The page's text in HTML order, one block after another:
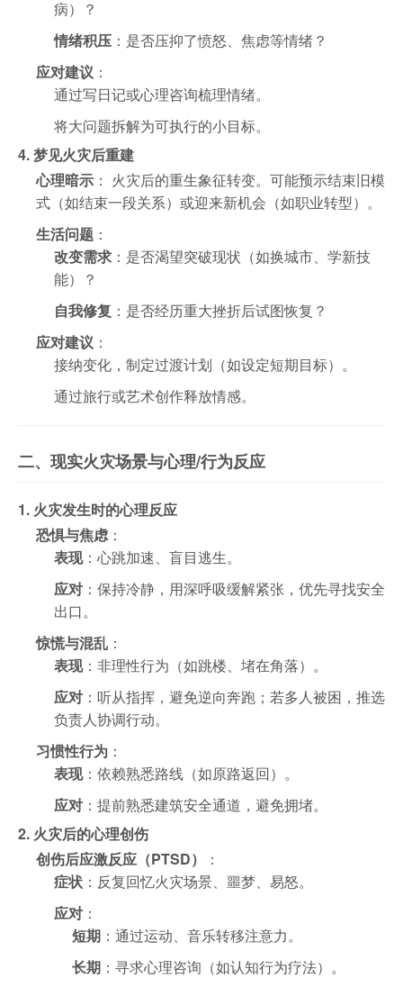
病）？
情绪积压 ：是否压抑了愤怒、焦虑等情绪？
应对建议 ：
通过写日记或心理咨询梳理情绪。
将大问题拆解为可执行的小目标。
4. 梦见火灾后重建
心理暗示 ： 火灾后的重生象征转变。可能预示结束旧模
式（如结束一段关系）或迎来新机会（如职业转型）。
生活问题 ：
改变需求 ：是否渴望突破现状（如换城市、学新技
能）？
自我修复 ：是否经历重大挫折后试图恢复？
应对建议 ：
接纳变化，制定过渡计划（如设定短期目标）。
通过旅行或艺术创作释放情感。
二、现实火灾场景与心理/行为反应
1. 火灾发生时的心理反应
恐惧与焦虑：
表现：心跳加速、盲目逃生。
应对 ：保持冷静，用深呼吸缓解紧张，优先寻找安全
出口。
惊慌与混乱 ：
表现：非理性行为（如跳楼、堵在角落）。
应对 ：听从指挥，避免逆向奔跑；若多人被困，推选
负责人协调行动。
习惯性行为 ：
表现：依赖熟悉路线（如原路返回）。
应对 ：提前熟悉建筑安全通道，避免拥堵。
2. 火灾后的心理创伤
创伤后应激反应（PTSD）
：
症状 ：反复回忆火灾场景、噩梦、易怒。
应对 ：
短期 ：通过运动、音乐转移注意力。
长期 ：寻求心理咨询（如认知行为疗法）。